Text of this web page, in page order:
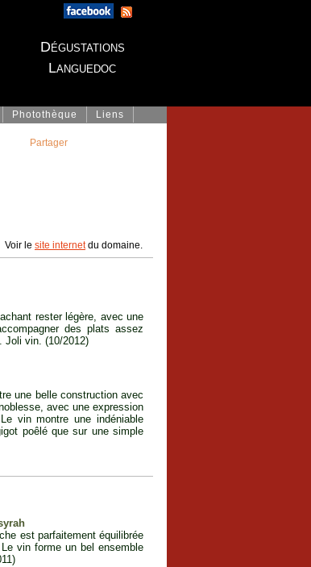
Dégustations
Languedoc
Photothèque Liens
Voir le site internetdu domaine.
rester légère, avec une
des plats assez
Joli vin. (10/2012)
une belle construction avec
avec une expression
vin montre une indéniable
poêlé que sur une simple
est parfaitement équilibrée
vin forme un bel ensemble
Partager